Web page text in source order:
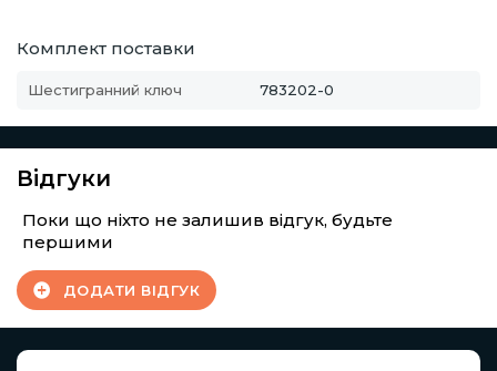
Комплект поставки
Шестигранний ключ 783202-0
Відгуки
Поки що ніхто не залишив відгук, будьте
першими
ДОДАТИ ВІДГУК